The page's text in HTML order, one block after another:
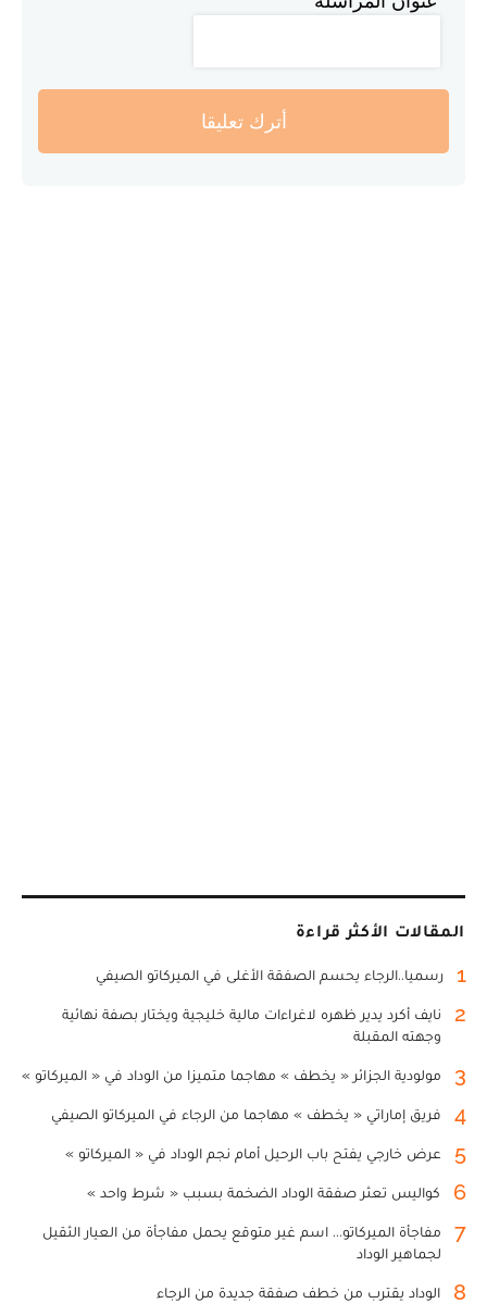
أترك تعليقا
المقالات الأكثر قراءة
1 رسميا..الرجاء يحسم الصفقة الأغلى في الميركاتو الصيفي
2
نايف أكرد يدير ظهره لاغراءات مالية خليجية ويختار بصفة نهائية
وجهته المقبلة
3 مولودية الجزائر « يخطف » مهاجما متميزا من الوداد في « الميركاتو »
4 فريق إماراتي « يخطف » مهاجما من الرجاء في الميركاتو الصيفي
5 عرض خارجي يفتح باب الرحيل أمام نجم الوداد في « الميركاتو »
6 كواليس تعثر صفقة الوداد الضخمة بسبب « شرط واحد »
7
مفاجأة الميركاتو... اسم غير متوقع يحمل مفاجأة من العيار الثقيل
لجماهير الوداد
8 الوداد يقترب من خطف صفقة جديدة من الرجاء